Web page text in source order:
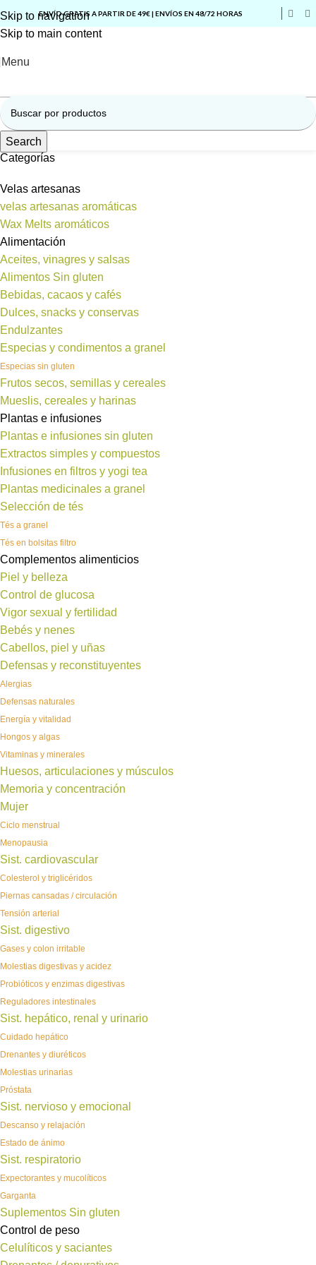
Skip to navigation
Skip to main content
ENVÍO GRATIS A PARTIR DE 49€ | ENVÍOS EN 48/72 HORAS
Menu
Search
Categorías
Velas artesanas
velas artesanas aromáticas
Wax Melts aromáticos
Alimentación
Aceites, vinagres y salsas
Alimentos Sin gluten
Bebidas, cacaos y cafés
Dulces, snacks y conservas
Endulzantes
Especias y condimentos a granel
Especias sin gluten
Frutos secos, semillas y cereales
Mueslis, cereales y harinas
Plantas e infusiones
Plantas e infusiones sin gluten
Extractos simples y compuestos
Infusiones en filtros y yogi tea
Plantas medicinales a granel
Selección de tés
Tés a granel
Tés en bolsitas filtro
Complementos alimenticios
Piel y belleza
Control de glucosa
Vigor sexual y fertilidad
Bebés y nenes
Cabellos, piel y uñas
Defensas y reconstituyentes
Alergias
Defensas naturales
Energía y vitalidad
Hongos y algas
Vitaminas y minerales
Huesos, articulaciones y músculos
Memoria y concentración
Mujer
Ciclo menstrual
Menopausia
Sist. cardiovascular
Colesterol y triglicéridos
Piernas cansadas / circulación
Tensión arterial
Sist. digestivo
Gases y colon irritable
Molestias digestivas y acidez
Probióticos y enzimas digestivas
Reguladores intestinales
Sist. hepático, renal y urinario
Cuidado hepático
Drenantes y diuréticos
Molestias urinarias
Próstata
Sist. nervioso y emocional
Descanso y relajación
Estado de ánimo
Sist. respiratorio
Expectorantes y mucolíticos
Garganta
Suplementos Sin gluten
Control de peso
Celulíticos y saciantes